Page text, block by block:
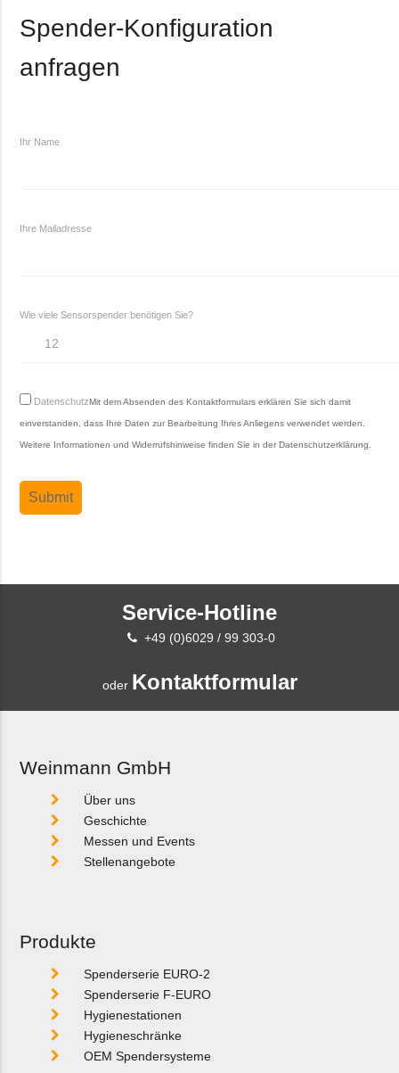
Spender-Konfiguration
anfragen
Ihr Name
Ihre Mailadresse
Wie viele Sensorspender benötigen Sie?
DatenschutzMit dem Absenden des Kontaktformulars erklären Sie sich damit
einverstanden, dass Ihre Daten zur Bearbeitung Ihres Anliegens verwendet werden.
Weitere Informationen und Widerrufshinweise finden Sie in derDatenschutzerklärung
Service-Hotline
+49 (0)6029 / 99 303-0
oder Kontaktformular
Weinmann GmbH
Über uns
Geschichte
Messen und Events
Stellenangebote
Produkte
Spenderserie EURO-2
Spenderserie F-EURO
Hygienestationen
Hygieneschränke
OEM Spendersysteme